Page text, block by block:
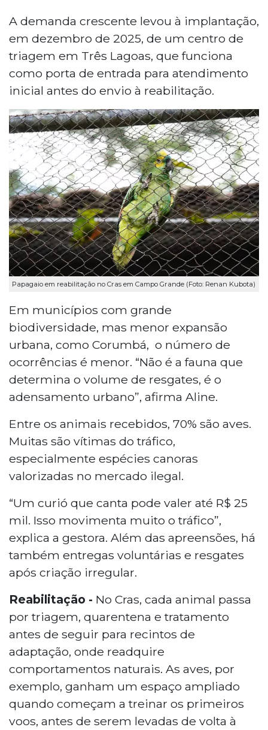
A demanda crescente levou à implantação,
em dezembro de 2025, de um centro de
triagem em Três Lagoas, que funciona
como porta de entrada para atendimento
inicial antes do envio à reabilitação.
Papagaio em reabilitação no Cras em Campo Grande (Foto: Renan Kubota)
Em municípios com grande
biodiversidade, mas menor expansão
urbana, como Corumbá, o número de
ocorrências é menor. “Não é a fauna que
determina o volume de resgates, é o
adensamento urbano”, afirma Aline.
Entre os animais recebidos, 70% são aves.
Muitas são vítimas do tráfico,
especialmente espécies canoras
valorizadas no mercado ilegal.
“Um curió que canta pode valer até R$ 25
mil. Isso movimenta muito o tráfico”,
explica a gestora. Além das apreensões, há
também entregas voluntárias e resgates
após criação irregular.
Reabilitação - No Cras, cada animal passa
por triagem, quarentena e tratamento
antes de seguir para recintos de
adaptação, onde readquire
comportamentos naturais. As aves, por
exemplo, ganham um espaço ampliado
quando começam a treinar os primeiros
voos, antes de serem levadas de volta à